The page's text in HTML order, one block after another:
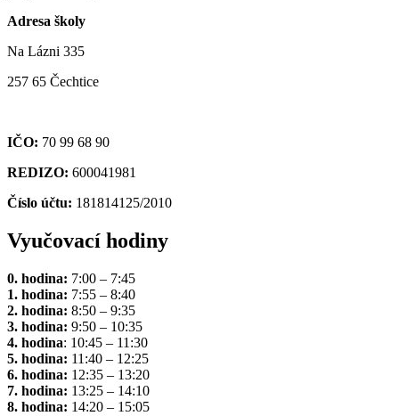
Adresa školy
Na Lázni 335
257 65 Čechtice
IČO: 70 99 68 90
REDIZO: 600041981
Číslo účtu: 181814125/2010
Vyučovací hodiny
0. hodina: 7:00 – 7:45
1. hodina: 7:55 – 8:40
2. hodina: 8:50 – 9:35
3. hodina: 9:50 – 10:35
4. hodina: 10:45 – 11:30
5. hodina: 11:40 – 12:25
6. hodina: 12:35 – 13:20
7. hodina: 13:25 – 14:10
8. hodina: 14:20 – 15:05